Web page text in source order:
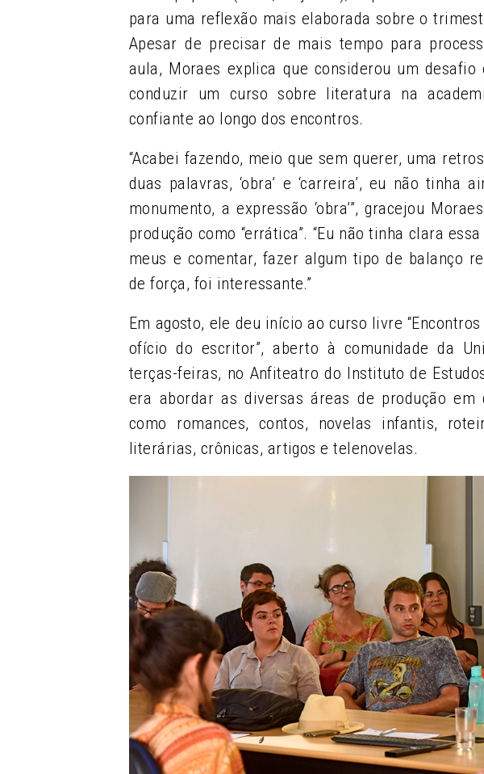
para uma reflexão mais elaborada sobre o
Apesar de precisar de mais tempo para
aula, Moraes explica que considerou um
conduzir um curso sobre literatura na
confiante ao longo dos encontros.
“Acabei fazendo, meio que sem querer, uma
duas palavras, ‘obra’ e ‘carreira’, eu não tinha
monumento, a expressão ‘obra’”, gracejou
produção como “errática”. “Eu não tinha clara
meus e comentar, fazer algum tipo de balanço
de força, foi interessante.”
Em agosto, ele deu início ao curso livre
ofício do escritor”, aberto à comunidade da
terças-feiras, no Anfiteatro do Instituto de
era abordar as diversas áreas de produção em
como romances, contos, novelas infantis,
literárias, crônicas, artigos e telenovelas.